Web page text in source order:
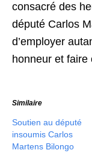
consacré des
député Carlos
d’employer
honneur et
Similaire
Soutien au député
insoumis Carlos
Martens Bilongo